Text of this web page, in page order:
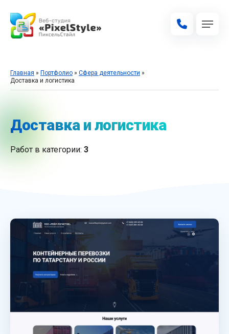
Главная » Портфолио » Сфера деятельности »
Доставка и логистика
Доставка и логистика
Работ в категории: 3